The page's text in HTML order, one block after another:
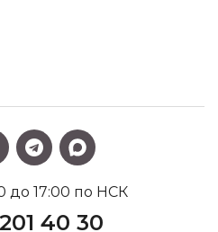
до 17:00 по НСК
40 30